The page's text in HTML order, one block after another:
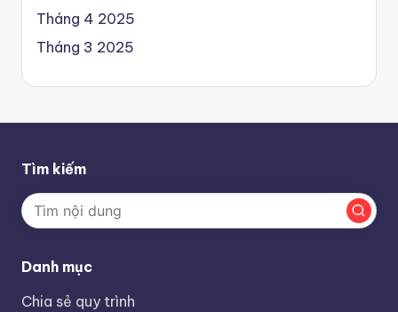
Tháng 4 2025
Tháng 3 2025
Tìm kiếm
Danh mục
Chia sẻ quy trình